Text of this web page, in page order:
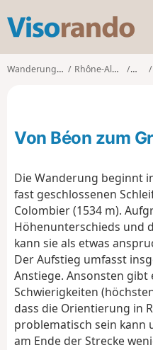
s
o
Wanderungen Rhône-Alpes Ain
Von Béon zum
Die Wanderung beginnt
fast geschlossenen
Colombier (1534 m).
Höhenunterschieds und
kann sie als etwas
Der Aufstieg umfasst
Anstiege. Ansonsten gibt
Schwierigkeiten
dass die Orientierung in
problematisch sein kann
am Ende der Strecke